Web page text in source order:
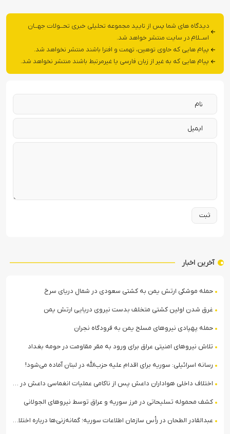
دیدگاه های شما پس از تایید مجموعه تحلیلی خبری تحــولات جهــان
اســلام در سایت منتشر خواهد شد.
پیام هایی که حاوی توهین، تهمت و افترا باشند منتشر نخواهد شد.
پیام هایی که به غیر از زبان فارسی یا غیرمرتبط باشند منتشر نخواهد شد.
آخرین اخبار
حمله موشکی ارتش یمن به کشتی سعودی در شمال دریای سرخ
غرق شدن اولین کشتی متخلف بدست نیروی دریایی ارتش یمن
حمله پهپادی نیروهای مسلح یمن به فرودگاه نجران
تلاش نیروهای امنیتی عراق برای ورود به مقر مقاومت در حومه بغداد
رسانه اسرائیلی: سوریه برای اقدام علیه حزب‌الله در لبنان آماده می‌شود!
اختلاف داخلی هواداران داعش پس از ناکامی عملیات انغماسی داعش در رقه
کشف محموله تسلیحاتی در مرز سوریه و عراق توسط نیروهای الجولانی
عبدالقادر الطحان در رأس سازمان اطلاعات سوریه؛ گمانه‌زنی‌ها درباره اختلافات در ساختار امنیتی